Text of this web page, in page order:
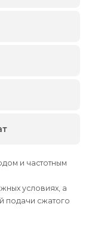
и частотным
условиях, а
подачи сжатого